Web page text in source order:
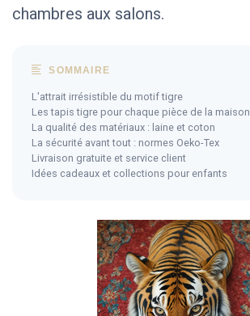
chambres aux salons.
SOMMAIRE
L'attrait irrésistible du motif tigre
Les tapis tigre pour chaque pièce de la maison
La qualité des matériaux : laine et coton
La sécurité avant tout : normes Oeko-Tex
Livraison gratuite et service client
Idées cadeaux et collections pour enfants